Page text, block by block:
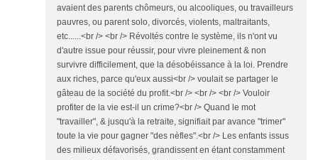
avaient des parents chômeurs, ou alcooliques, ou travailleurs
pauvres, ou parent solo, divorcés, violents, maltraitants,
etc......<br /> <br /> Révoltés contre le système, ils n'ont vu
d'autre issue pour réussir, pour vivre pleinement & non
survivre difficilement, que la désobéissance à la loi. Prendre
aux riches, parce qu'eux aussi<br /> voulait se partager le
gâteau de la société du profit.<br /> <br /> <br /> Vouloir
profiter de la vie est-il un crime?<br /> Quand le mot
"travailler", & jusqu'à la retraite, signifiait par avance "trimer"
toute la vie pour gagner "des nèfles".<br /> Les enfants issus
des milieux défavorisés, grandissent en étant constamment